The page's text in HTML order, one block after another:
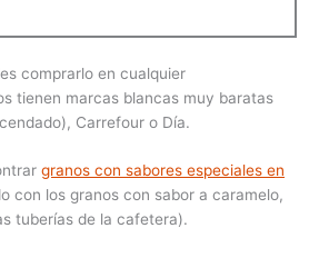
comprarlo en cualquier
tienen marcas blancas muy baratas
Carrefour o Día.
granos con sabores especiales en
con los granos con sabor a caramelo,
tuberías de la cafetera).